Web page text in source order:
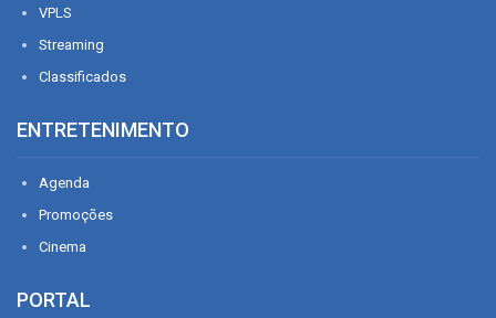
VPLS
Streaming
Classificados
ENTRETENIMENTO
Agenda
Promoções
Cinema
PORTAL